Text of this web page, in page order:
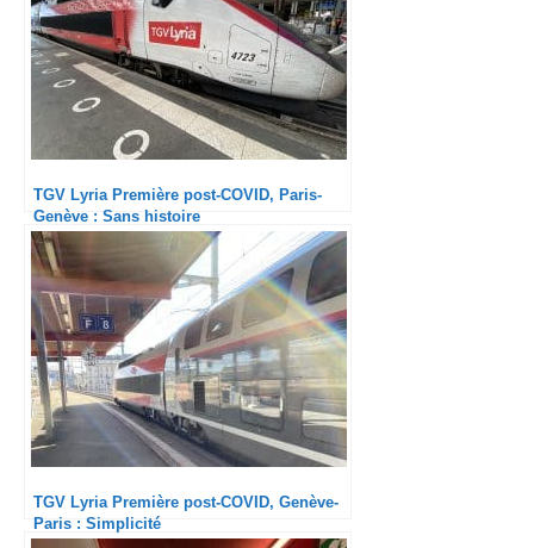
TGV Lyria Première post-COVID, Paris-
Genève : Sans histoire
TGV Lyria Première post-COVID, Genève-
Paris : Simplicité